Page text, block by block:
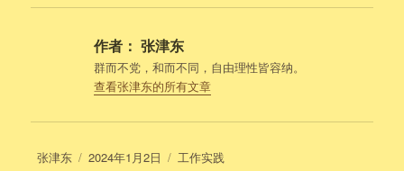
作者： 张津东
群而不党，和而不同，自由理性皆容纳。
查看张津东的所有文章
作
张津东
发
2024年1月2日
分
工作实践